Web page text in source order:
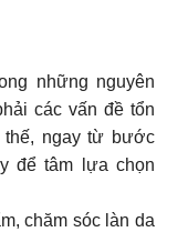
những nguyên
các vấn đề tổn
ngay từ bước
để tâm lựa chọn
chăm sóc làn da